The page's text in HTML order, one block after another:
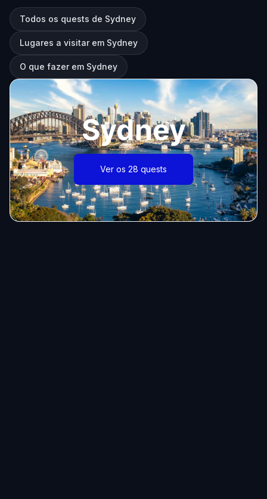
Todos os quests de Sydney
Lugares a visitar em Sydney
O que fazer em Sydney
Sydney
Ver os 28 quests